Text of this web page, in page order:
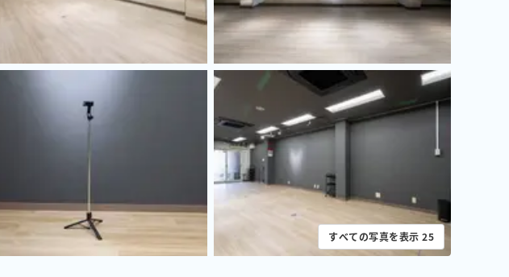
すべての写真を表示25